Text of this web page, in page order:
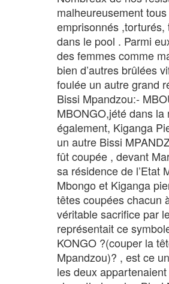
malheureusement
emprisonnés
dans le pool . Parmi
des femmes comme
bien d’autres brûlées
foulée un autre grand
Bissi Mpandzou:-
MBONGO,jété dans
également, Kiganga
un autre Bissi
fût coupée , devant
sa résidence de l’Etat
Mbongo et Kiganga
têtes coupées chacun
véritable sacrifice par
représentait ce
KONGO ?(couper la
Mpandzou)? , est ce
les deux